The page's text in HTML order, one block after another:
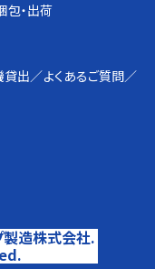
包・出荷
貸出
よくあるご質問
造株式会社.